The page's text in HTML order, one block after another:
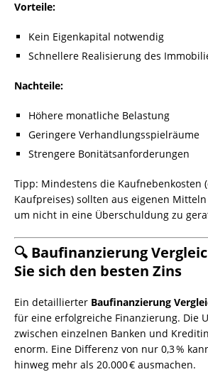
Vorteile:
Kein Eigenkapital notwendig
Schnellere Realisierung des
Nachteile:
Höhere monatliche Belastung
Geringere Verhandlungsspielräume
Strengere Bonitätsanforderungen
Tipp: Mindestens die Kaufnebenkosten
Kaufpreises) sollten aus eigenen
um nicht in eine Überschuldung zu
🔍 Baufinanzierung
Sie sich den besten Zins
Ein detaillierter Baufinanzierung
für eine erfolgreiche Finanzierung. Die
zwischen einzelnen Banken und
enorm. Eine Differenz von nur 0,3 %
hinweg mehr als 20.000 € ausmachen.